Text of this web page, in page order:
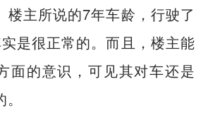
楼主所说的7年车龄，行驶了
是很正常的。而且，楼主能
面的意识，可见其对车还是